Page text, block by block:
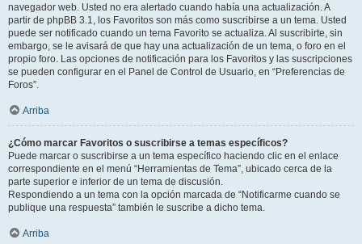
navegador web. Usted no era alertado cuando había una actualización. A
partir de phpBB 3.1, los Favoritos son más como suscribirse a un tema. Usted
puede ser notificado cuando un tema Favorito se actualiza. Al suscribirte, sin
embargo, se le avisará de que hay una actualización de un tema, o foro en el
propio foro. Las opciones de notificación para los Favoritos y las suscripciones
se pueden configurar en el Panel de Control de Usuario, en “Preferencias de
Foros”.
Arriba
¿Cómo marcar Favoritos o suscribirse a temas específicos?
Puede marcar o suscribirse a un tema específico haciendo clic en el enlace
correspondiente en el menú “Herramientas de Tema”, ubicado cerca de la
parte superior e inferior de un tema de discusión.
Respondiendo a un tema con la opción marcada de “Notificarme cuando se
publique una respuesta” también le suscribe a dicho tema.
Arriba